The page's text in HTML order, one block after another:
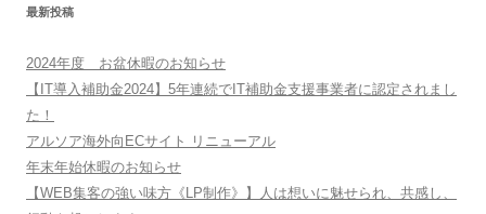
最新投稿
2024年度 お盆休暇のお知らせ
【IT導入補助金2024】5年連続でIT補助金支援事業者に認定されまし
た！
アルソア海外向ECサイト リニューアル
年末年始休暇のお知らせ
【WEB集客の強い味方《LP制作》】人は想いに魅せられ、共感し、